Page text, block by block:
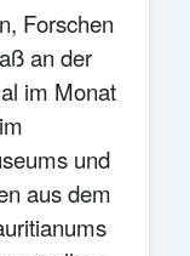
Forschen
an der
im Monat
und
aus dem